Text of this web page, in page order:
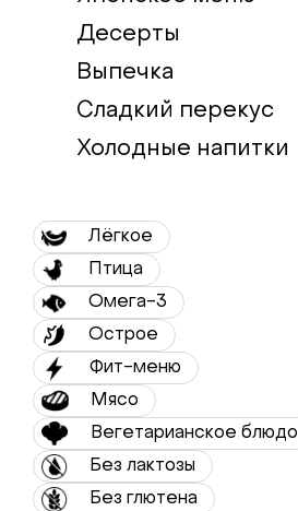
Десерты
Выпечка
Сладкий перекус
Холодные напитки
Лёгкое
Птица
Омега-3
Острое
Фит-меню
Мясо
Вегетарианское блюдо
Без лактозы
Без глютена